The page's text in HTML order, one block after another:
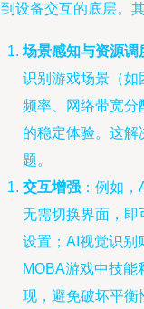
设备交互的底层。
场景感知与资源调
识别游戏场景（如
频率、网络带宽分
的稳定体验。这
题。
交互增强 ：例如
无需切换界面，即
设置；AI视觉识别
MOBA游戏中技能
现，避免破坏平衡